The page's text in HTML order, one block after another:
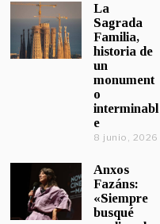
La
Sagrada
Familia,
historia de
un
monument
o
interminabl
e
8 junio, 2026
Anxos
Fazáns:
«Siempre
busqué